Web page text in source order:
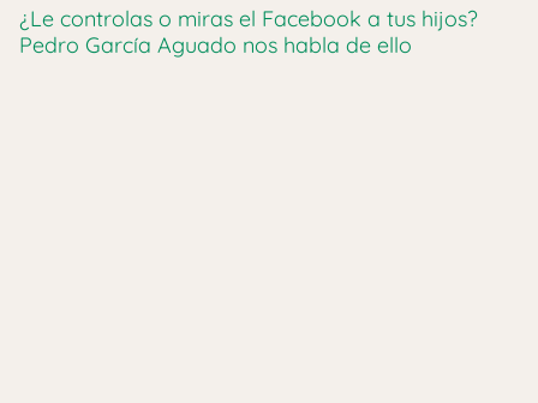
¿Le controlas o miras el Facebook a tus hijos?
Pedro García Aguado nos habla de ello